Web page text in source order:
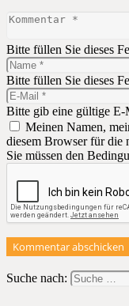
Bitte füllen Sie dieses
Bitte füllen Sie dieses
Bitte gib eine gültige E-
Meinen Namen,
diesem Browser für die
Sie müssen den
Kommentar abschicken
Suche nach: